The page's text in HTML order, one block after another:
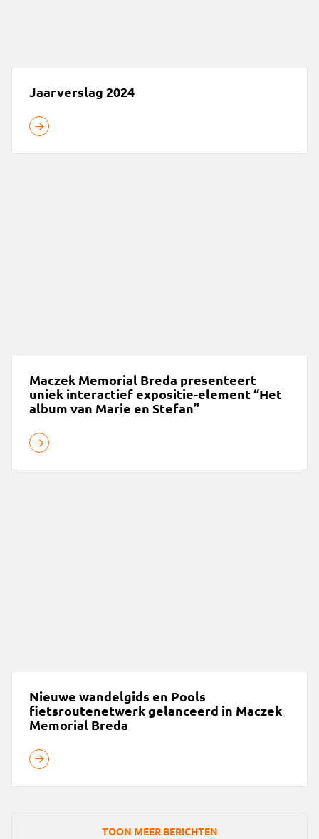
Jaarverslag 2024
Maczek Memorial Breda presenteert
uniek interactief expositie-element “Het
album van Marie en Stefan”
Nieuwe wandelgids en Pools
fietsroutenetwerk gelanceerd in Maczek
Memorial Breda
TOON MEER BERICHTEN